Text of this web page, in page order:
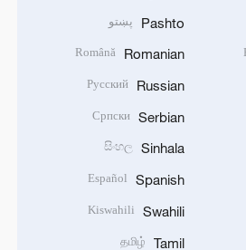
Pashto پښتو
Romanian
Română
Russian
Русский
Serbian
Српски
Sinhala
සිංහල
Spanish
Español
Swahili
Kiswahili
Tamil
தமிழ்